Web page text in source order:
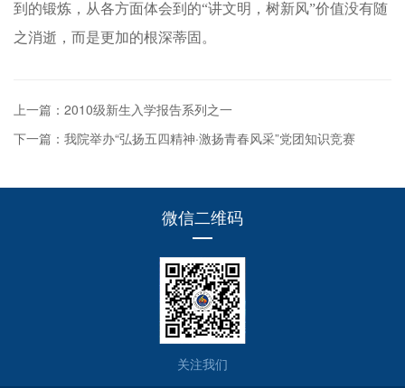
到的锻炼，从各方面体会到的“讲文明，树新风”价值没有随
之消逝，而是更加的根深蒂固。
上一篇：2010级新生入学报告系列之一
下一篇：我院举办“弘扬五四精神·激扬青春风采”党团知识竞赛
微信二维码
关注我们